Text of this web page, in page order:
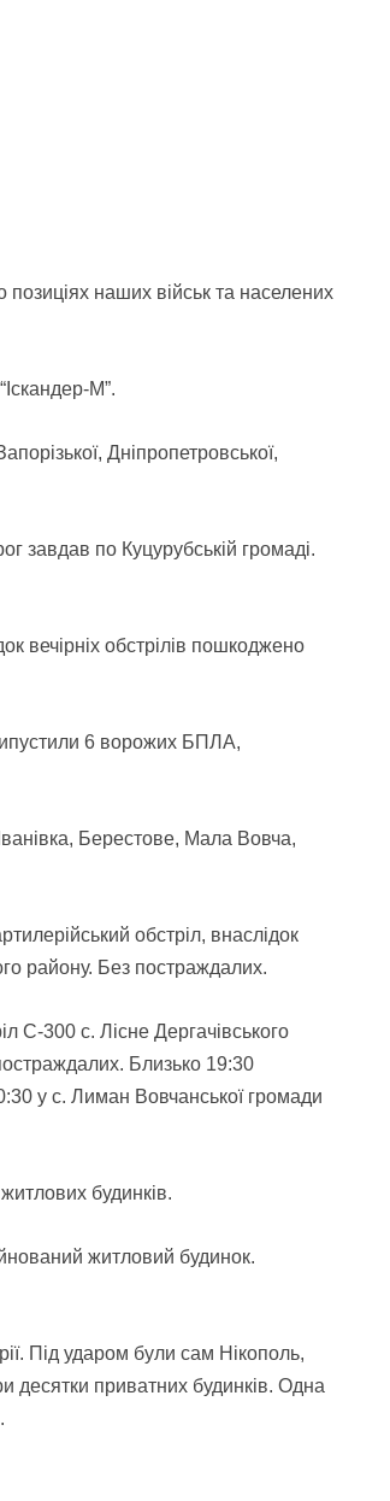
позиціях наших військ та населених
М”.
Дніпропетровської,
завдав по Куцурубській громаді.
вечірніх обстрілів пошкоджено
6 ворожих БПЛА,
Берестове, Мала Вовча,
обстріл, внаслідок
району. Без постраждалих.
С-300 с. Лісне Дергачівського
Близько 19:30
у с. Лиман Вовчанської громади
будинків.
житловий будинок.
Під ударом були сам Нікополь,
десятки приватних будинків. Одна